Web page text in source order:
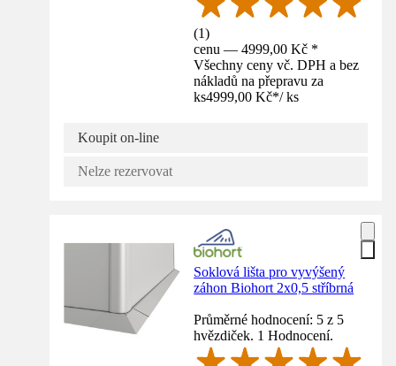
(1)
cenu — 4999,00 Kč *
Všechny ceny vč. DPH a bez
nákladů na přepravu za
ks4999,00 Kč*/ ks
Koupit on-line
Nelze rezervovat
Soklová lišta pro vyvýšený
záhon Biohort 2x0,5 stříbrná
Průměrné hodnocení: 5 z 5
hvězdiček. 1 Hodnocení.